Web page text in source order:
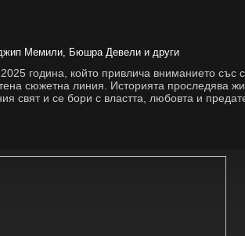
Мемили, Бюшра Девели и други
година, който привлича вниманието със
сюжетна линия. Историята проследява
свят и се бори с властта, любовта и